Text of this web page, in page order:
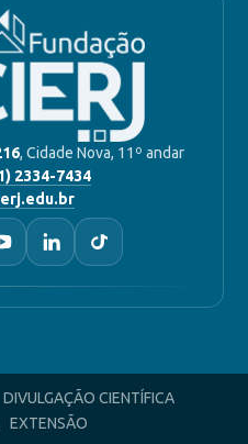
, Cidade Nova, 11º andar
2334-7434
DIVULGAÇÃO CIENTÍFICA
EXTENSÃO